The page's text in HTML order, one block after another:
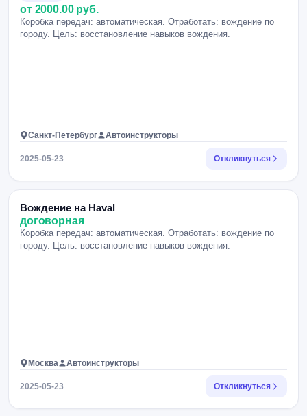
от 2000.00 руб.
Коробка передач: автоматическая. Отработать: вождение по
городу. Цель: восстановление навыков вождения.
Санкт-Петербург Автоинструкторы
2025-05-23 Откликнуться
Вождение на Haval
договорная
Коробка передач: автоматическая. Отработать: вождение по
городу. Цель: восстановление навыков вождения.
Москва Автоинструкторы
2025-05-23 Откликнуться